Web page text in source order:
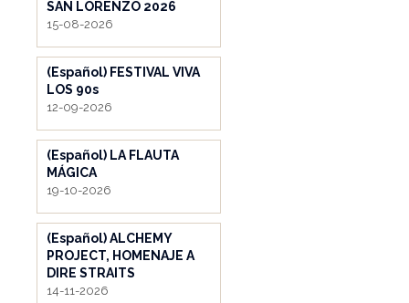
SAN LORENZO 2026
15-08-2026
(Español) FESTIVAL VIVA
LOS 90s
12-09-2026
(Español) LA FLAUTA
MÁGICA
19-10-2026
(Español) ALCHEMY
PROJECT, HOMENAJE A
DIRE STRAITS
14-11-2026